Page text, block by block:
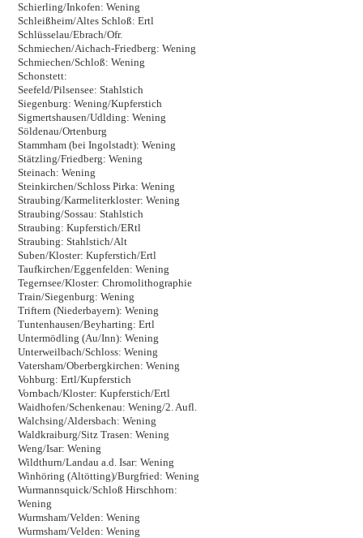
Schierling/Inkofen: Wening
Schleißheim/Altes Schloß: Ertl
Schlüsselau/Ebrach/Ofr.
Schmiechen/Aichach-Friedberg: Wening
Schmiechen/Schloß: Wening
Schonstett:
Seefeld/Pilsensee: Stahlstich
Siegenburg: Wening/Kupferstich
Sigmertshausen/Udlding: Wening
Söldenau/Ortenburg
Stammham (bei Ingolstadt): Wening
Stätzling/Friedberg: Wening
Steinach: Wening
Steinkirchen/Schloss Pirka: Wening
Straubing/Karmeliterkloster: Wening
Straubing/Sossau: Stahlstich
Straubing: Kupferstich/ERtl
Straubing: Stahlstich/Alt
Suben/Kloster: Kupferstich/Ertl
Taufkirchen/Eggenfelden: Wening
Tegernsee/Kloster: Chromolithographie
Train/Siegenburg: Wening
Triftern (Niederbayern): Wening
Tuntenhausen/Beyharting: Ertl
Untermödling (Au/Inn): Wening
Unterweilbach/Schloss: Wening
Vatersham/Oberbergkirchen: Wening
Vohburg: Ertl/Kupferstich
Vornbach/Kloster: Kupferstich/Ertl
Waidhofen/Schenkenau: Wening/2. Aufl.
Walchsing/Aldersbach: Wening
Waldkraiburg/Sitz Trasen: Wening
Weng/Isar: Wening
Wildthurn/Landau a.d. Isar: Wening
Winhöring (Altötting)/Burgfried: Wening
Wurmannsquick/Schloß Hirschhorn:
Wening
Wurmsham/Velden: Wening
Wurmsham/Velden: Wening